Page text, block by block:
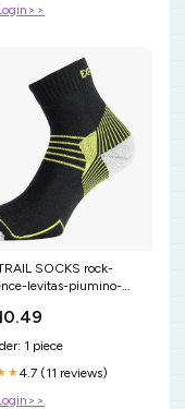
SOCKS rock-
levitas-piumino-
1 piece
4.7 (11 reviews)